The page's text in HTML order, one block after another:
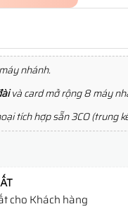
nhánh.
và card mở rộng 8 máy
tích hợp sẵn 3CO
cho Khách hàng